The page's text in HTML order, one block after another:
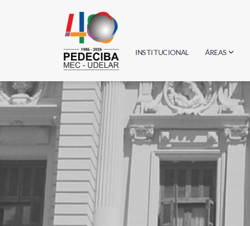
INSTITUCIONAL ÁREAS
Biología
Física
Geociencias
Informática
Matemática